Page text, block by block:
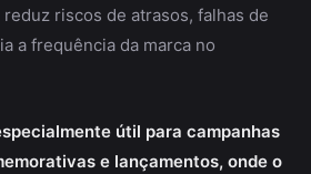
riscos de atrasos, falhas de
a frequência da marca no
útil para campanhas
e lançamentos, onde o